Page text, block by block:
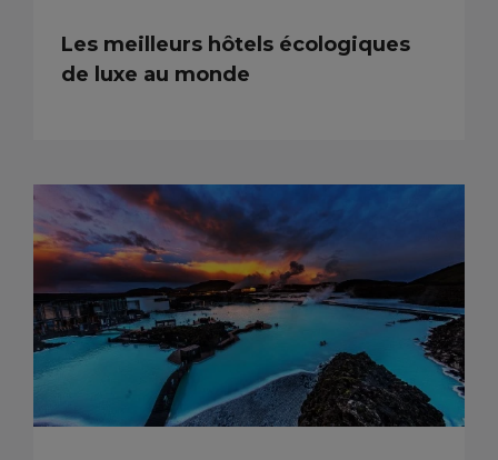
Les meilleurs hôtels écologiques
de luxe au monde